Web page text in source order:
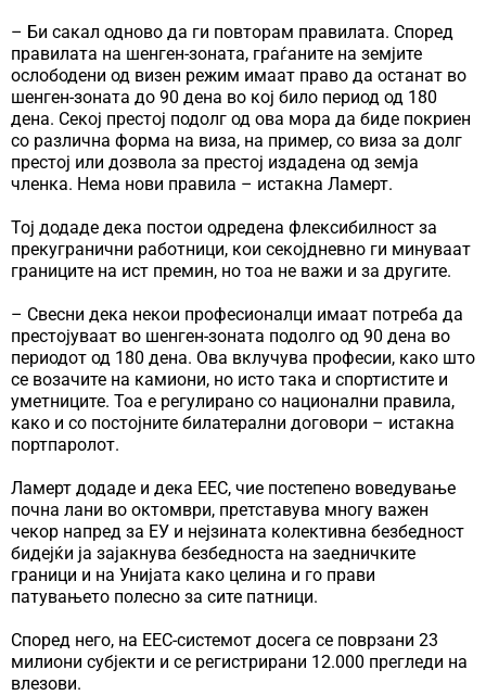
– Би сакал одново да ги повторам правилата. Според
правилата на шенген-зоната, граѓаните на земјите
ослободени од визен режим имаат право да останат во
шенген-зоната до 90 дена во кој било период од 180
дена. Секој престој подолг од ова мора да биде покриен
со различна форма на виза, на пример, со виза за долг
престој или дозвола за престој издадена од земја
членка. Нема нови правила – истакна Ламерт.
Тој додаде дека постои одредена флексибилност за
прекугранични работници, кои секојдневно ги минуваат
границите на ист премин, но тоа не важи и за другите.
– Свесни дека некои професионалци имаат потреба да
престојуваат во шенген-зоната подолго од 90 дена во
периодот од 180 дена. Ова вклучува професии, како што
се возачите на камиони, но исто така и спортистите и
уметниците. Тоа е регулирано со национални правила,
како и со постојните билатерални договори – истакна
портпаролот.
Ламерт додаде и дека ЕЕС, чие постепено воведување
почна лани во октомври, претставува многу важен
чекор напред за ЕУ и нејзината колективна безбедност
бидејќи ја зајакнува безбедноста на заедничките
граници и на Унијата како целина и го прави
патувањето полесно за сите патници.
Според него, на ЕЕС-системот досега се поврзани 23
милиони субјекти и се регистрирани 12.000 прегледи на
влезови.